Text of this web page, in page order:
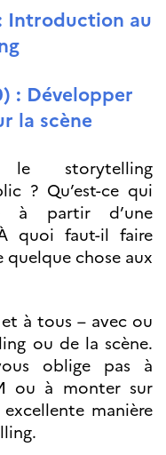
Introduction au
: Développer
la scène
le storytelling
? Qu’est-ce qui
à partir d’une
quoi faut-il faire
chose aux
à tous – avec ou
ou de la scène.
oblige pas à
ou à monter sur
manière